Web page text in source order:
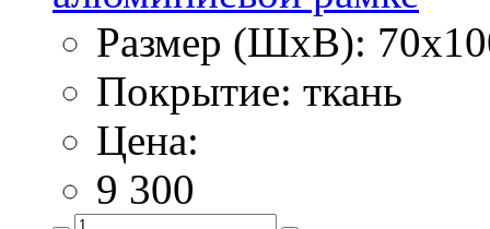
Размер (ШхВ):
Покрытие: ткань
Цена:
9 300